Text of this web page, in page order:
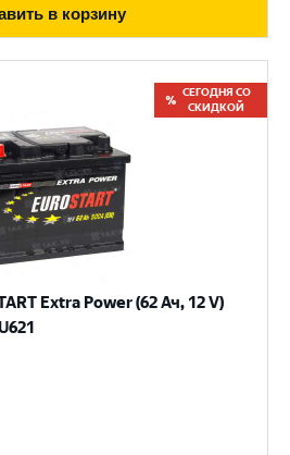
в корзину
СЕГОДНЯ СО
СКИДКОЙ
Extra Power (62 Ач, 12 V)